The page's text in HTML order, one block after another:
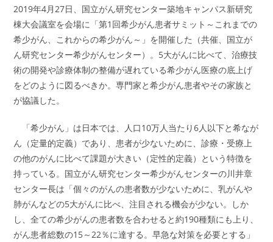
2019年4月27日、国立がん研究センター築地キャンパス新研究
棟大会議室を会場に「第1回希少がん患者サミット～これまでの
希少がん、これからの希少がん～」を開催した（共催、国立が
ん研究センター希少がんセンター）。5大がんに比べて、治療技
術の開発や診療体制の整備が遅れている希少がん医療の底上げ
をどのように図るべきか。専門家と希少がん患者やその家族と
が協議した。
「希少がん」は日本では、人口10万人当たり6人以下と希なが
ん（定量的定義）であり、患者が少ないために、診療・受療上
の他のがんに比べて課題が大きい（定性的定義）という特徴を
持っている。国立がん研究センター希少がんセンターの川井章
センター長は「個々のがんの患者数が少ないために、乳がんや
肺がんなどの5大がんに比べ、注目される機会が少ない。しか
し、全ての希少がんの患者数を合わせると約190種類にも上り、
がん患者総数の15～22％に達する。早急な対策を必要とする」